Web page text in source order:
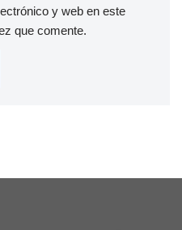
y web en este
que comente.